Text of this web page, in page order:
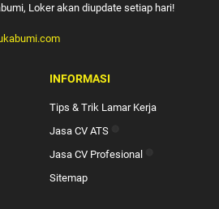
Loker akan diupdate setiap hari!
INFORMASI
Tips & Trik Lamar Kerja
Jasa CV ATS
Jasa CV Profesional
Sitemap